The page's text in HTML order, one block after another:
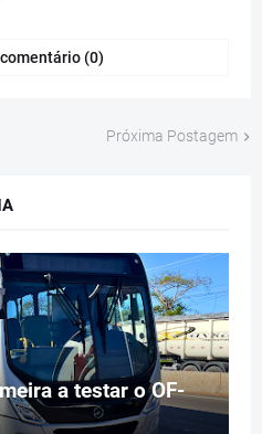
(0)
Próxima Postagem
a testar o OF-